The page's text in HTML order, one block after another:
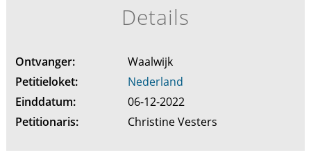
Details
Ontvanger:
Waalwijk
Petitieloket:
Nederland
Einddatum:
06-12-2022
Petitionaris:
Christine Vesters